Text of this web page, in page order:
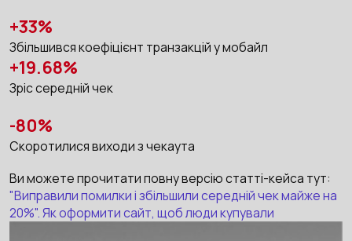
+33%
Збільшився коефіцієнт транзакцій у мобайл
+19.68%
Зріс середній чек
-80%
Скоротилися виходи з чекаута
Ви можете прочитати повну версію статті-кейса тут:
"Виправили помилки і збільшили середній чек майже на
20%". Як оформити сайт, щоб люди купували